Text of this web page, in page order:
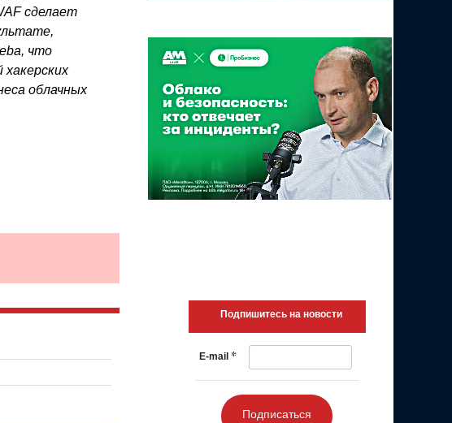
сделает
что
облачных
Подпишитесь на новости
E-mail *
Подписаться